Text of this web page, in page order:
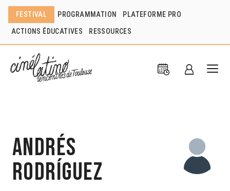
FESTIVAL PROGRAMMATION PLATEFORME PRO
ACTIONS ÉDUCATIVES RESSOURCES
Andrés
Rodríguez